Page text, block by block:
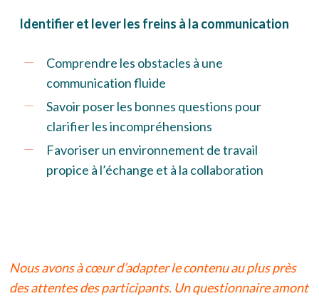
Identifier et lever les freins à la communication
Comprendre les obstacles à une
communication fluide
Savoir poser les bonnes questions pour
clarifier les incompréhensions
Favoriser un environnement de travail
propice à l’échange et à la collaboration
Nous avons à cœur d’adapter le contenu au plus près
des attentes des participants. Un questionnaire amont